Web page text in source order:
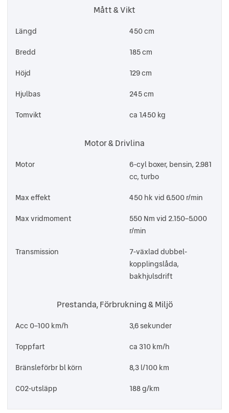
Mått & Vikt
Längd 450 cm
Bredd 185 cm
Höjd 129 cm
Hjulbas 245 cm
Tomvikt ca 1.450 kg
Motor & Drivlina
Motor
6-cyl boxer, bensin, 2.981
cc, turbo
Max effekt 450 hk vid 6.500 r/min
Max vridmoment
550 Nm vid 2.150–5.000
r/min
Transmission
7-växlad dubbel-
kopplingslåda,
bakhjulsdrift
Prestanda, Förbrukning & Miljö
Acc 0–100 km/h 3,6 sekunder
Toppfart ca 310 km/h
Bränsleförbr bl körn 8,3 l/100 km
CO2-utsläpp 188 g/km